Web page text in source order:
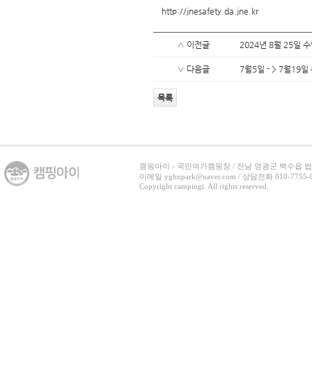
http://jnesafety.da.jne.kr
∧ 이전글 2024년 8월 25일 수
∨ 다음글 7월5일 - > 7월19일
목록
캠핑아이 - 국민여가캠핑장 / 전남 영광군 백수읍
이메일 yghupark@naver.com / 상담전화 010-
Copyright campingi. All rights reserved.